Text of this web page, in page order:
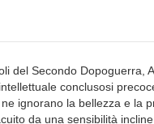
del Secondo Dopoguerra,
conclusosi
ignorano la bellezza e la
da una sensibilità